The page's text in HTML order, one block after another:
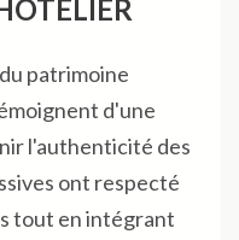
patrimoine
d'une
l'authenticité des
ont respecté
tout en intégrant